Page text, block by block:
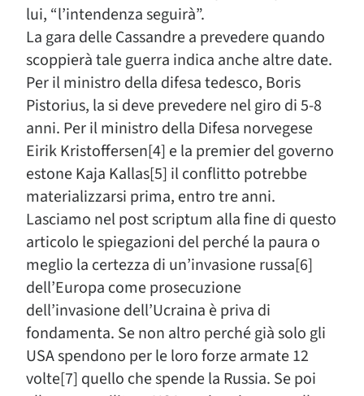
lui, “l’intendenza seguirà”.
La gara delle Cassandre a prevedere quando
scoppierà tale guerra indica anche altre date.
Per il ministro della difesa tedesco, Boris
Pistorius, la si deve prevedere nel giro di 5-8
anni. Per il ministro della Difesa norvegese
Eirik Kristoffersen[4] e la premier del governo
estone Kaja Kallas[5] il conflitto potrebbe
materializzarsi prima, entro tre anni.
Lasciamo nel post scriptum alla fine di questo
articolo le spiegazioni del perché la paura o
meglio la certezza di un’invasione russa[6]
dell’Europa come prosecuzione
dell’invasione dell’Ucraina è priva di
fondamenta. Se non altro perché già solo gli
USA spendono per le loro forze armate 12
volte[7] quello che spende la Russia. Se poi